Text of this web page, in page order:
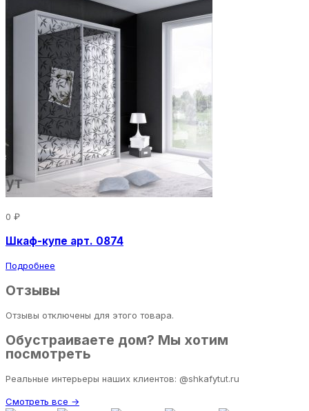
0 ₽
Шкаф-купе арт. 0874
Подробнее
Отзывы
Отзывы отключены для этого товара.
Обустраиваете дом? Мы хотим
посмотреть
Реальные интерьеры наших клиентов: @shkafytut.ru
Смотреть все →